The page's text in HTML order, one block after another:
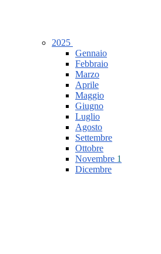
2025
Gennaio
Febbraio
Marzo
Aprile
Maggio
Giugno
Luglio
Agosto
Settembre
Ottobre
Novembre 1
Dicembre